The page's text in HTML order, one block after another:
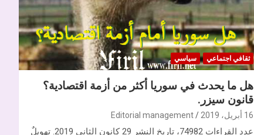
ثقافي اجتماعي سياسي
هل ما يحدث في سوريا أكثر من أزمة اقتصادية؟
قانون سيزر.
16 أبريل، 2019 Editorial management
عدد القراءات 74982، تاريخ النشر 29 كانون الثاني 2019. تهويلٌ